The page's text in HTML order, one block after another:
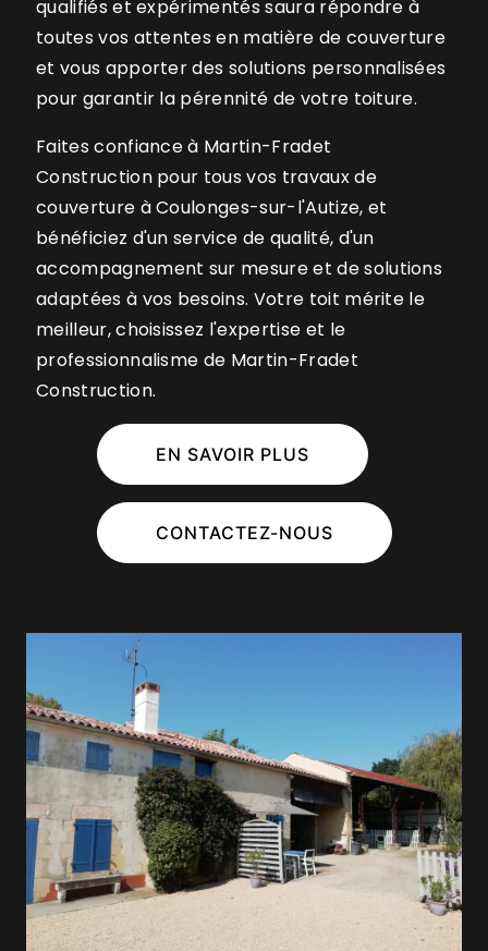
qualifiés et expérimentés saura répondre à
toutes vos attentes en matière de couverture
et vous apporter des solutions personnalisées
pour garantir la pérennité de votre toiture.
Faites confiance à Martin-Fradet
Construction pour tous vos travaux de
couverture à Coulonges-sur-l'Autize, et
bénéficiez d'un service de qualité, d'un
accompagnement sur mesure et de solutions
adaptées à vos besoins. Votre toit mérite le
meilleur, choisissez l'expertise et le
professionnalisme de Martin-Fradet
Construction.
EN SAVOIR PLUS
CONTACTEZ-NOUS